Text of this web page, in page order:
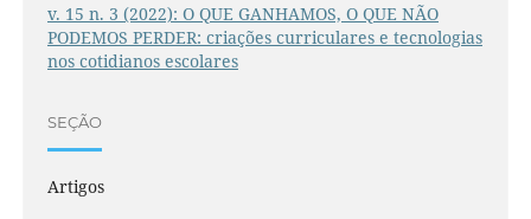
v. 15 n. 3 (2022): O QUE GANHAMOS, O QUE NÃO
PODEMOS PERDER: criações curriculares e tecnologias
nos cotidianos escolares
SEÇÃO
Artigos